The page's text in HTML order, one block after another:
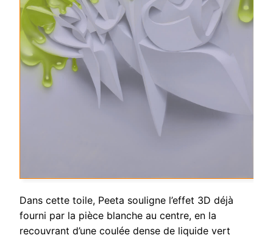
Dans cette toile, Peeta souligne l’effet 3D déjà
fourni par la pièce blanche au centre, en la
recouvrant d’une coulée dense de liquide vert